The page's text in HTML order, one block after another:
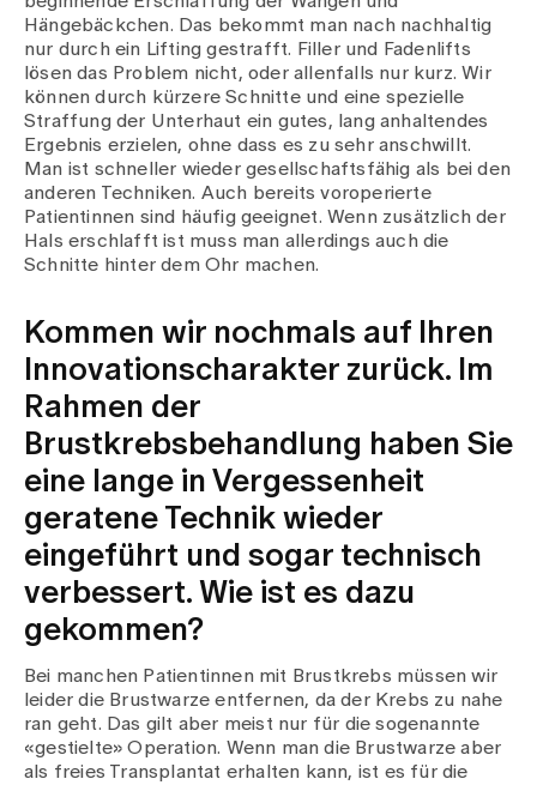
Hängebäckchen. Das bekommt man nach nachhaltig
nur durch ein Lifting gestrafft. Filler und Fadenlifts
lösen das Problem nicht, oder allenfalls nur kurz. Wir
können durch kürzere Schnitte und eine spezielle
Straffung der Unterhaut ein gutes, lang anhaltendes
Ergebnis erzielen, ohne dass es zu sehr anschwillt.
Man ist schneller wieder gesellschaftsfähig als bei den
anderen Techniken. Auch bereits voroperierte
Patientinnen sind häufig geeignet. Wenn zusätzlich der
Hals erschlafft ist muss man allerdings auch die
Schnitte hinter dem Ohr machen.
Kommen wir nochmals auf Ihren
Innovationscharakter zurück. Im
Rahmen der
Brustkrebsbehandlung haben Sie
eine lange in Vergessenheit
geratene Technik wieder
eingeführt und sogar technisch
verbessert. Wie ist es dazu
gekommen?
Bei manchen Patientinnen mit Brustkrebs müssen wir
leider die Brustwarze entfernen, da der Krebs zu nahe
ran geht. Das gilt aber meist nur für die sogenannte
«gestielte» Operation. Wenn man die Brustwarze aber
als freies Transplantat erhalten kann, ist es für die